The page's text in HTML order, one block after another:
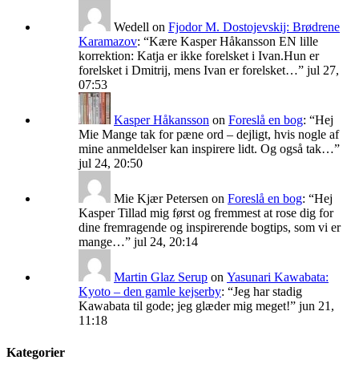
Wedell on Fjodor M. Dostojevskij: Brødrene
Karamazov: “Kære Kasper Håkansson EN lille
korrektion: Katja er ikke forelsket i Ivan.Hun er
forelsket i Dmitrij, mens Ivan er forelsket…” jul 27,
07:53
Kasper Håkansson on Foreslå en bog: “Hej
Mie Mange tak for pæne ord – dejligt, hvis nogle af
mine anmeldelser kan inspirere lidt. Og også tak…”
jul 24, 20:50
Mie Kjær Petersen on Foreslå en bog: “Hej
Kasper Tillad mig først og fremmest at rose dig for
dine fremragende og inspirerende bogtips, som vi er
mange…” jul 24, 20:14
Martin Glaz Serup on Yasunari Kawabata:
Kyoto – den gamle kejserby: “Jeg har stadig
Kawabata til gode; jeg glæder mig meget!” jun 21,
11:18
Kategorier